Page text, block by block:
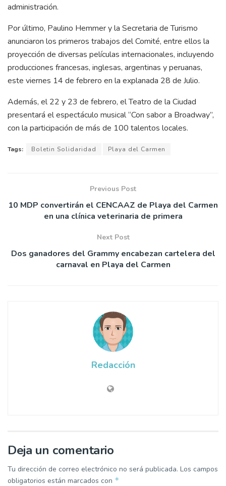
administración.
Por último, Paulino Hemmer y la Secretaria de Turismo
anunciaron los primeros trabajos del Comité, entre ellos la
proyección de diversas películas internacionales, incluyendo
producciones francesas, inglesas, argentinas y peruanas,
este viernes 14 de febrero en la explanada 28 de Julio.
Además, el 22 y 23 de febrero, el Teatro de la Ciudad
presentará el espectáculo musical “Con sabor a Broadway”,
con la participación de más de 100 talentos locales.
Tags: Boletin Solidaridad Playa del Carmen
Previous Post
10 MDP convertirán el CENCAAZ de Playa del Carmen
en una clínica veterinaria de primera
Next Post
Dos ganadores del Grammy encabezan cartelera del
carnaval en Playa del Carmen
Redacción
Deja un comentario
Tu dirección de correo electrónico no será publicada. Los campos
obligatorios están marcados con *